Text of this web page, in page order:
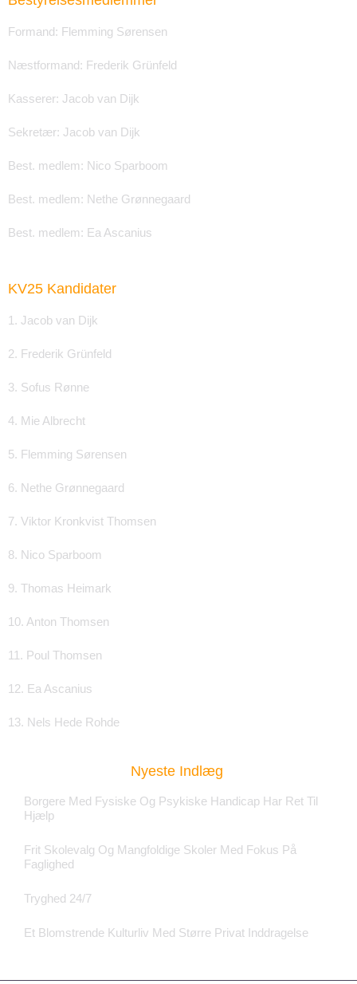
Formand: Flemming Sørensen
Næstformand: Frederik Grünfeld
Kasserer: Jacob van Dijk
Sekretær: Jacob van Dijk
Best. medlem: Nico Sparboom
Best. medlem: Nethe Grønnegaard
Best. medlem: Ea Ascanius
KV25 Kandidater
1. Jacob van Dijk
2. Frederik Grünfeld
3. Sofus Rønne
4. Mie Albrecht
5. Flemming Sørensen
6. Nethe Grønnegaard
7. Viktor Kronkvist Thomsen
8. Nico Sparboom
9. Thomas Heimark
10. Anton Thomsen
11. Poul Thomsen
12. Ea Ascanius
13. Nels Hede Rohde
Nyeste Indlæg
Borgere Med Fysiske Og Psykiske Handicap Har Ret Til
Hjælp
Frit Skolevalg Og Mangfoldige Skoler Med Fokus På
Faglighed
Tryghed 24/7
Et Blomstrende Kulturliv Med Større Privat Inddragelse